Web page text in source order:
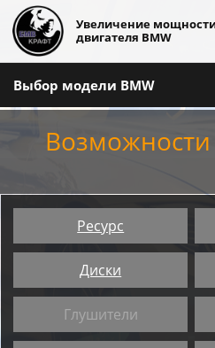
Увеличение мощности
двигателя BMW
Выбор модели BMW
Возможности
Ресурс
Диски
Глушители